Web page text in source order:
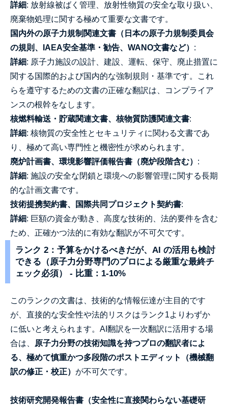
詳細: 放射線被ばく管理、放射性物質の安全な取り扱い、
廃棄物処理に関する極めて重要な文書です。
国内外の原子力規制関連文書（日本の原子力規制委員会
の規則、IAEA安全基準・勧告、WANO文書など） :
詳細: 原子力施設の設計、建設、運転、保守、廃止措置に
関する国際的および国内的な強制規則・基準です。これ
らを遵守するための文書の正確な翻訳は、コンプライア
ンスの根幹をなします。
核燃料輸送・貯蔵関連文書、核物質防護関連文書:
詳細: 核物質の安全性とセキュリティに関わる文書であ
り、極めて高い専門性と機密性が求められます。
廃炉計画書、環境影響評価報告書（廃炉段階含む） :
詳細: 施設の安全な閉鎖と環境への影響管理に関する長期
的な計画文書です。
技術提携契約書、国際共同プロジェクト契約書:
詳細: 巨額の資金が動き、高度な技術的、法的要件を含む
ため、正確かつ法的に有効な翻訳が不可欠です。
ランク 2：予算をかけるべきだが、AI の活用も検討
できる（原子力分野専門のプロによる厳重な最終チ
ェック必須） - 比重：1-10%
このランクの文書は、技術的な情報伝達が主目的です
が、直接的な安全性や法的リスクはランク1よりわずか
に低いと考えられます。AI翻訳を一次翻訳に活用する場
合は、
原子力分野の技術知識を持つプロの翻訳者によ
る、極めて慎重かつ多段階のポストエディット（機械翻
訳の修正・校正） が不可欠です。
技術研究開発報告書（安全性に直接関わらない基礎研